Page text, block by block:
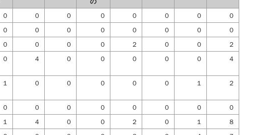
０ ０ ０ ０ ０ ０ ０
０
０ ０ ０ ０ ０ ０ ０
０
０ ０ ０ ０ ２ ０ ０
２
０ ４ ０ ０ ０ ０ ０ ４
１ ０ ０ ０ ０ ０ １ ２
０ ０ ０ ０ ０ ０ ０
０
１ ４ ０ ０ ２ ０ １
８